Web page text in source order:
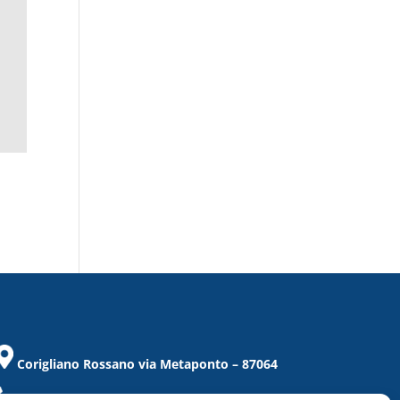
Corigliano Rossano via Metaponto – 87064